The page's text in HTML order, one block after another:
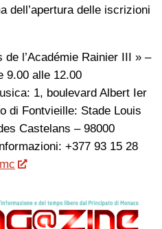
dell’apertura delle iscrizioni
l’Académie Rainier III » –
9.00 alle 12.00
1, boulevard Albert Ier
di Fontvieille: Stade Louis
Castelans – 98000
+377 93 15 28